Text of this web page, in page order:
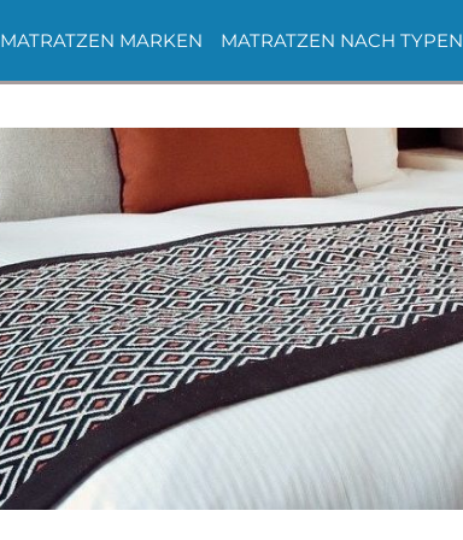
MATRATZEN MARKEN MATRATZEN NACH TYPEN